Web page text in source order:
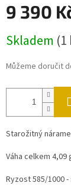
9 390
cena:
Skladem (1
Můžeme doručit
Starožitný
Váha celkem 4,09
Ryzost 585/1000